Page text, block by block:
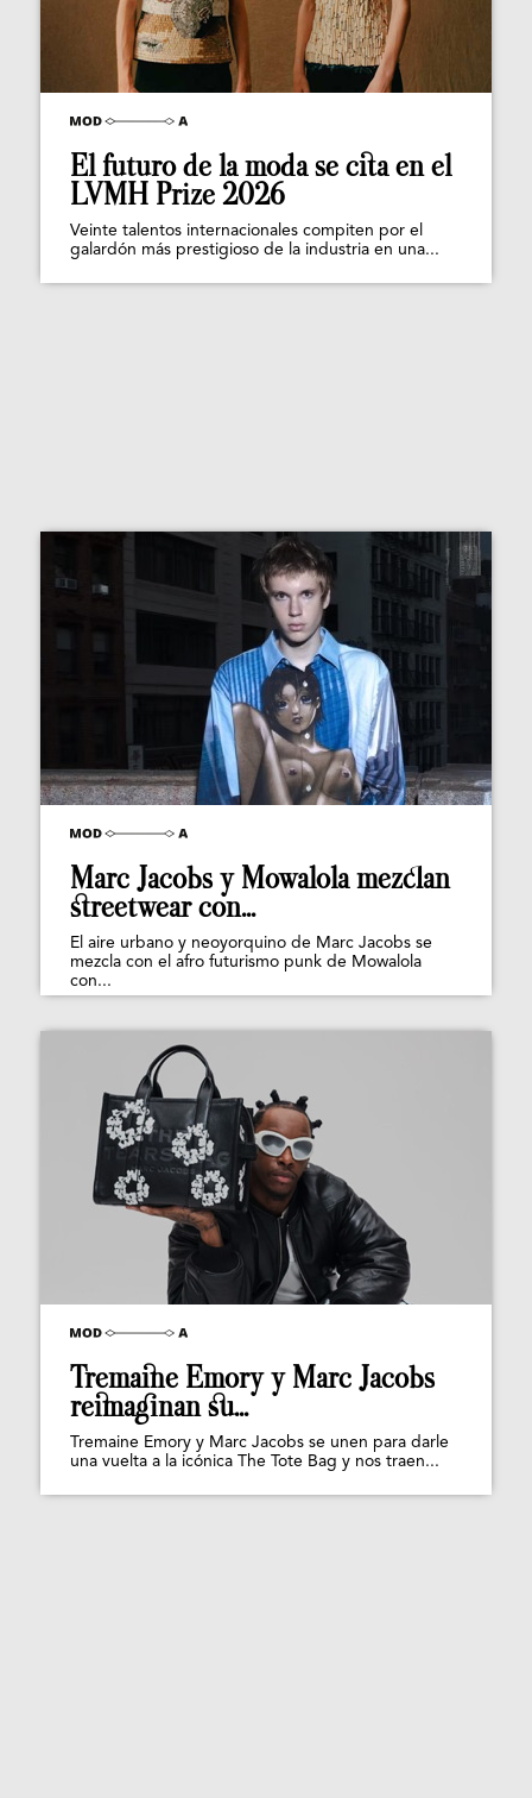
El futuro de la moda se cita en el
LVMH Prize 2026
Veinte talentos internacionales compiten por el
galardón más prestigioso de la industria en una...
Marc Jacobs y Mowalola mezclan
streetwear con...
El aire urbano y neoyorquino de Marc Jacobs se
mezcla con el afro futurismo punk de Mowalola
con...
Tremaine Emory y Marc Jacobs
reimaginan su...
Tremaine Emory y Marc Jacobs se unen para darle
una vuelta a la icónica The Tote Bag y nos traen...